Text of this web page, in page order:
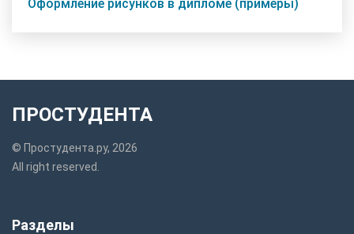
Оформление рисунков в дипломе (примеры)
ПРОСТУДЕНТА
© Простудента.ру, 2026
All right reserved.
Разделы